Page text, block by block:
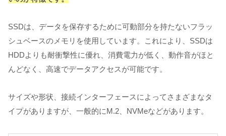
SSDは、データを保存するために可動部分を持たないフラッ
シュベースのメモリを使用しています。これにより、SSDは
HDDよりも耐衝撃性に優れ、消費電力が低く、動作音がほと
んどなく、高速でデータアクセスが可能です。
サイズや形状、接続インターフェースによってさまざまなタ
イプがありますが、一般的にM.2、NVMeなどがあります。